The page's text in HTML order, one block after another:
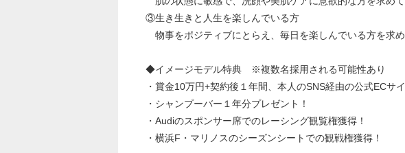
③生き生きと人生を楽しんでいる方
物事をポジティブにとらえ、毎日を楽しんでいる方を求め
◆イメージモデル特典 ※複数名採用される可能性あり
・賞金10万円+契約後１年間、本人のSNS経由の公式ECサ
・シャンプーバー１年分プレゼント！
・Audiのスポンサー席でのレーシング観覧権獲得！
・横浜F・マリノスのシーズンシートでの観戦権獲得！